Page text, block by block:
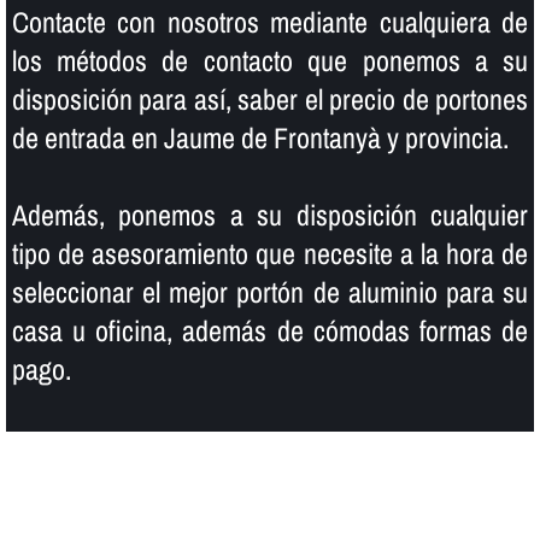
Contacte con nosotros mediante cualquiera de
los métodos de contacto que ponemos a su
disposición para así­, saber el precio de portones
de entrada en Jaume de Frontanyà y provincia.
Además, ponemos a su disposición cualquier
tipo de asesoramiento que necesite a la hora de
seleccionar el mejor portón de aluminio para su
casa u oficina, además de cómodas formas de
pago.